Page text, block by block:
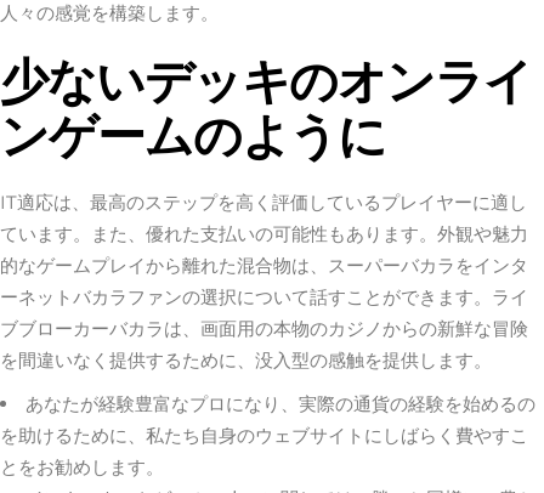
人々の感覚を構築します。
少ないデッキのオンライ
ンゲームのように
IT適応は、最高のステップを高く評価しているプレイヤーに適し
ています。また、優れた支払いの可能性もあります。外観や魅力
的なゲームプレイから離れた混合物は、スーパーバカラをインタ
ーネットバカラファンの選択について話すことができます。ライ
ブブローカーバカラは、画面用の本物のカジノからの新鮮な冒険
を間違いなく提供するために、没入型の感触を提供します。
あなたが経験豊富なプロになり、実際の通貨の経験を始めるの
を助けるために、私たち自身のウェブサイトにしばらく費やすこ
とをお勧めします。